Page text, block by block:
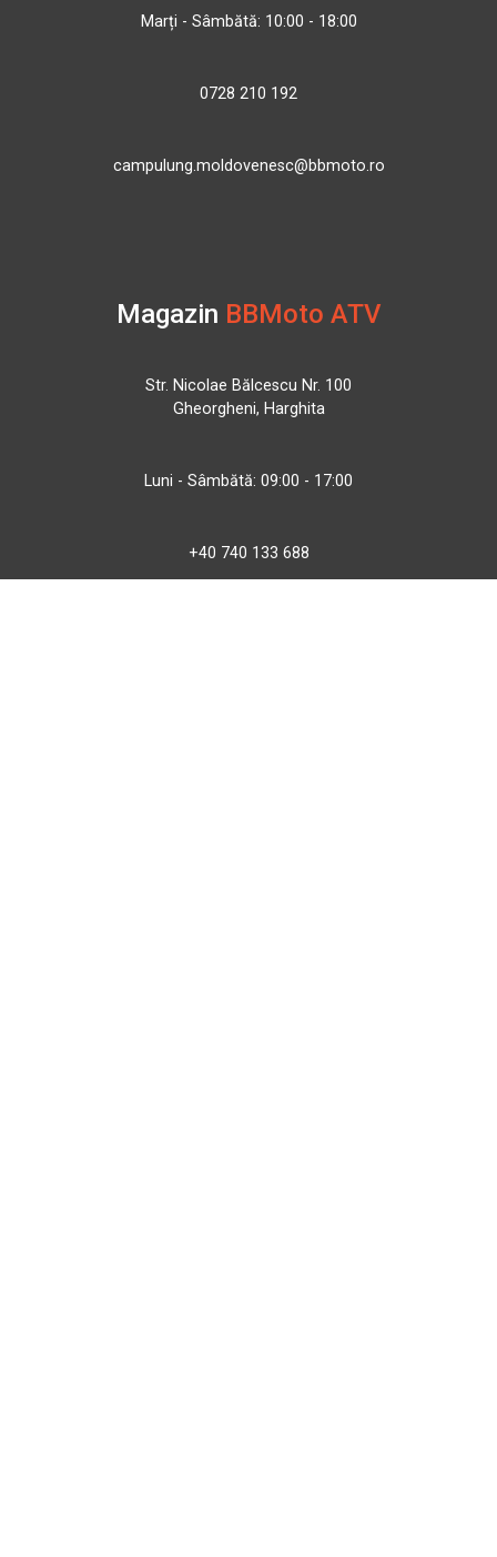
Marți - Sâmbătă: 10:00 - 18:00
0728 210 192
campulung.moldovenesc@bbmoto.ro
Magazin BBMoto ATV
Str. Nicolae Bălcescu Nr. 100
Gheorgheni, Harghita
Luni - Sâmbătă: 09:00 - 17:00
+40 740 133 688